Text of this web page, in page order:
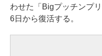
わせた「Bigプッチンプ
6日から復活する。